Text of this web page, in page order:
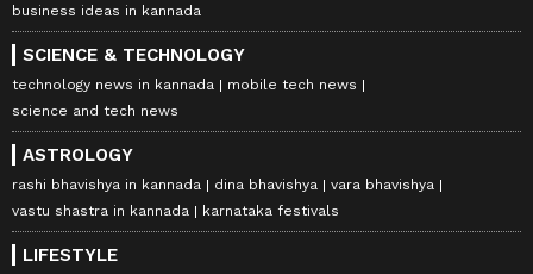
business ideas in kannada
SCIENCE & TECHNOLOGY
technology news in kannada
mobile tech news
science and tech news
ASTROLOGY
rashi bhavishya in kannada dina bhavishya
vara bhavishya
vastu shastra in kannada
karnataka festivals
LIFESTYLE